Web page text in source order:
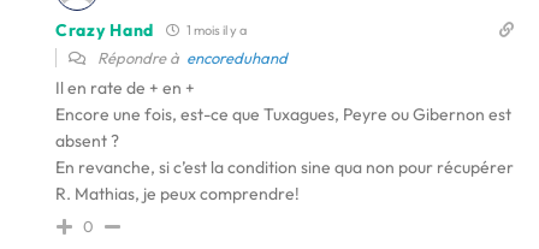
Crazy Hand 1 mois il y a
Répondre à encoreduhand
Il en rate de + en +
Encore une fois, est-ce que Tuxagues, Peyre ou Gibernon est
absent ?
En revanche, si c’est la condition sine qua non pour récupérer
R. Mathias, je peux comprendre!
0